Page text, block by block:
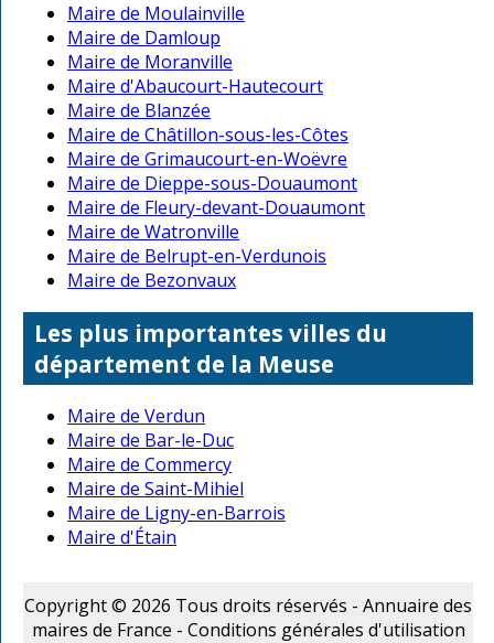
Maire de Moulainville
Maire de Damloup
Maire de Moranville
Maire d'Abaucourt-Hautecourt
Maire de Blanzée
Maire de Châtillon-sous-les-Côtes
Maire de Grimaucourt-en-Woëvre
Maire de Dieppe-sous-Douaumont
Maire de Fleury-devant-Douaumont
Maire de Watronville
Maire de Belrupt-en-Verdunois
Maire de Bezonvaux
Les plus importantes villes du
département de la Meuse
Maire de Verdun
Maire de Bar-le-Duc
Maire de Commercy
Maire de Saint-Mihiel
Maire de Ligny-en-Barrois
Maire d'Étain
Copyright © 2026 Tous droits réservés - Annuaire des
maires de France - Conditions générales d'utilisation